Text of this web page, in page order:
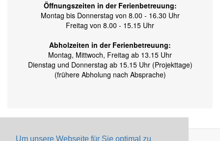
Um unsere Webseite für Sie optimal zu
Öffnungszeiten in der Ferienbetreuung:
Montag bis Donnerstag von 8.00 - 16.30 Uhr
Freitag von 8.00 - 15.15 Uhr
Abholzeiten in der Ferienbetreuung:
Montag, Mittwoch, Freitag ab 13.15 Uhr
Dienstag und Donnerstag ab 15.15 Uhr (Projekttage)
(frühere Abholung nach Absprache)